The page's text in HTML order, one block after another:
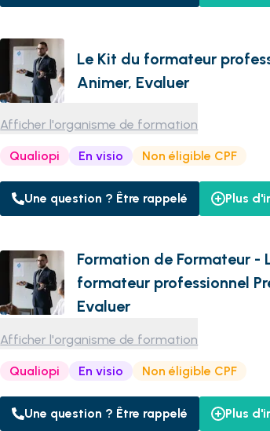
Le Kit du formateur
Animer, Evaluer
Afficher l'organisme de formation
Qualiopi En visio Non éligible CPF
Une question ? Être rappelé Plus
Formation de Formateur -
formateur professionnel
Evaluer
Afficher l'organisme de formation
Qualiopi En visio Non éligible CPF
Une question ? Être rappelé Plus